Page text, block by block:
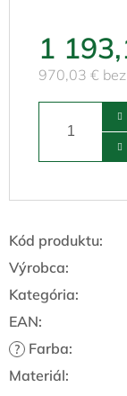
1
970,03 €
Kód produktu:
Výrobca:
Kategória:
EAN:
? Farba:
Materiál: